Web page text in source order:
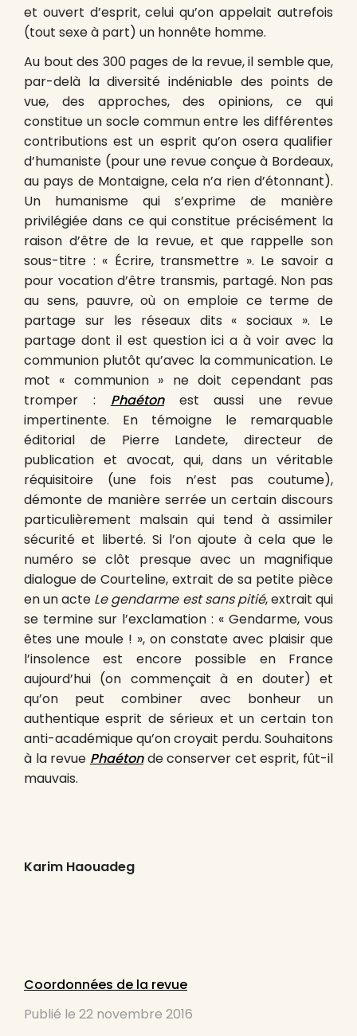
et ouvert d’esprit, celui qu’on appelait autrefois
(tout sexe à part) un honnête homme.
Au bout des 300 pages de la revue, il semble que,
par-delà la diversité indéniable des points de
vue, des approches, des opinions, ce qui
constitue un socle commun entre les différentes
contributions est un esprit qu’on osera qualifier
d’humaniste (pour une revue conçue à Bordeaux,
au pays de Montaigne, cela n’a rien d’étonnant).
Un humanisme qui s’exprime de manière
privilégiée dans ce qui constitue précisément la
raison d’être de la revue, et que rappelle son
sous-titre : « Écrire, transmettre ». Le savoir a
pour vocation d’être transmis, partagé. Non pas
au sens, pauvre, où on emploie ce terme de
partage sur les réseaux dits « sociaux ». Le
partage dont il est question ici a à voir avec la
communion plutôt qu’avec la communication. Le
mot « communion » ne doit cependant pas
tromper : Phaétonest aussi une revue
impertinente. En témoigne le remarquable
éditorial de Pierre Landete, directeur de
publication et avocat, qui, dans un véritable
réquisitoire (une fois n’est pas coutume),
démonte de manière serrée un certain discours
particulièrement malsain qui tend à assimiler
sécurité et liberté. Si l’on ajoute à cela que le
numéro se clôt presque avec un magnifique
dialogue de Courteline, extrait de sa petite pièce
en un acte Le gendarme est sans pitié, extrait qui
se termine sur l’exclamation : « Gendarme, vous
êtes une moule ! », on constate avec plaisir que
l’insolence est encore possible en France
aujourd’hui (on commençait à en douter) et
qu’on peut combiner avec bonheur un
authentique esprit de sérieux et un certain ton
anti-académique qu’on croyait perdu. Souhaitons
à la revue Phaétonde conserver cet esprit, fût-il
mauvais.
Karim Haouadeg
Coordonnées de la revue
Publié le 22 novembre 2016